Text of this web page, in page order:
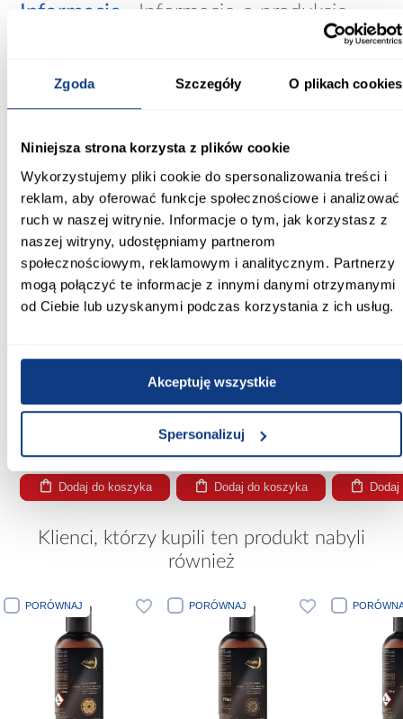
Zgoda Szczegóły O plikach cookies
Niniejsza strona korzysta z plików cookie
Wykorzystujemy pliki cookie do spersonalizowania treści i
reklam, aby oferować funkcje społecznościowe i analizować
ruch w naszej witrynie. Informacje o tym, jak korzystasz z
naszej witryny, udostępniamy partnerom
społecznościowym, reklamowym i analitycznym. Partnerzy
mogą połączyć te informacje z innymi danymi otrzymanymi
od Ciebie lub uzyskanymi podczas korzystania z ich usług.
Akceptuję wszystkie
Spersonalizuj
Informacje Informacje o produkcie
Inni Klienci sprawdzali również
PORÓWNAJ
79,99 zł
Dodaj do koszyka
PORÓWNAJ
Krzesło składane Atom
Black szary
71,10 zł
Najniższa cena: 79,00 zł
Cena regularna:79,00 zł
Dodaj do koszyka
61,99
Klienci, którzy kupili ten produkt nabyli
również
PORÓWNAJ PORÓWNAJ